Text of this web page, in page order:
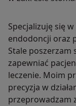
Specjalizuję się
endodoncji oraz
Stale poszerzam
zapewniać
leczenie. Moim
precyzja w
przeprowadzam